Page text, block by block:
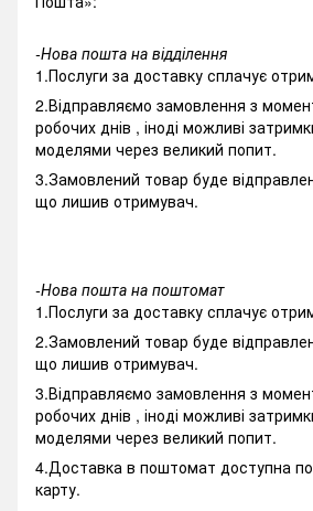
-Нова пошта на відділення
1.Послуги за доставку сплачує
2.Відправляємо замовлення з
робочих днів , іноді можливі
моделями через великий попит.
3.Замовлений товар буде
що лишив отримувач.
-Нова пошта на поштомат
1.Послуги за доставку сплачує
2.Замовлений товар буде
що лишив отримувач.
3.Відправляємо замовлення з
робочих днів , іноді можливі
моделями через великий попит.
4.Доставка в поштомат доступна по
карту.